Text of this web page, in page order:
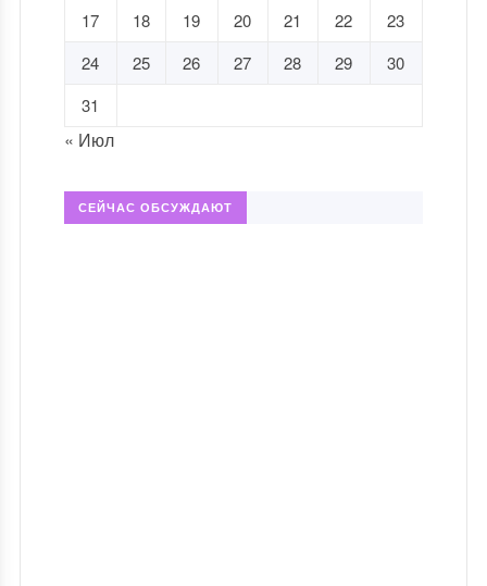
17
18 19 20 21 22
23
24
25 26 27 28 29
30
31
« Июл
СЕЙЧАС ОБСУЖДАЮТ